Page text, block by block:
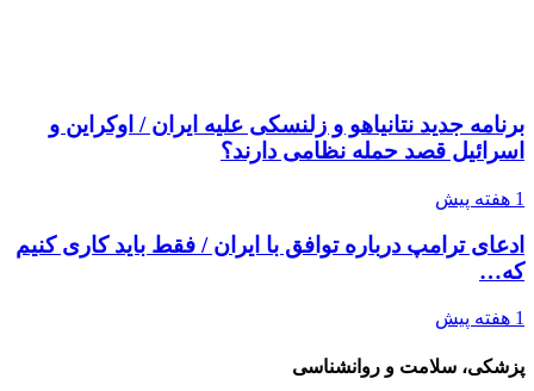
برنامه جدید نتانیاهو و زلنسکی علیه ایران / اوکراین و
اسرائیل قصد حمله نظامی دارند؟
1 هفته پیش
ادعای ترامپ درباره توافق با ایران / فقط باید کاری کنیم
که…
1 هفته پیش
پزشکی، سلامت و روانشناسی